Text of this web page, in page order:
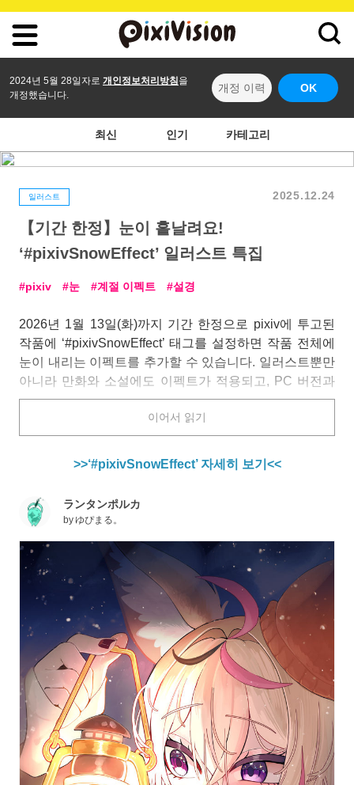
2024년 5월 28일자로 개인정보처리방침 을
개정했습니다.
개정 이력 OK
최신 인기 카테고리
일러스트 2025.12.24
【기간 한정】눈이 흩날려요!
‘#pixivSnowEffect’ 일러스트 특집
pixiv 눈 계절 이펙트 설경
2026년 1월 13일(화)까지 기간 한정으로 pixiv에 투고된
작품에 ‘#pixivSnowEffect’ 태그를 설정하면 작품 전체에
눈이 내리는 이펙트를 추가할 수 있습니다. 일러스트뿐만
아니라 만화와 소설에도 이펙트가 적용되고, PC 버전과
모바일 버전은 물론 앱 버전에서도 표시되도록 업데이트
새로 올린 작품은 물론, 과거에 공개한 작품에도 태그만
설정하면 눈이 내리는 연출을 즐길 수 있다는 사실! 화면
지 전해 주며 작품을 한층 더 환상적으로 빛내준답니다.
을 준비했습니다. 함께 보시죠!
제공 기간: 2025년 12월 16일(화) 오후 12:00 ~ 2026년 1
월 13일(화) 오후 12:00 (일본 시간)
이어서 읽기
>>‘#pixivSnowEffect’ 자세히 보기<<
ランタンポルカ
byゆぴまる。